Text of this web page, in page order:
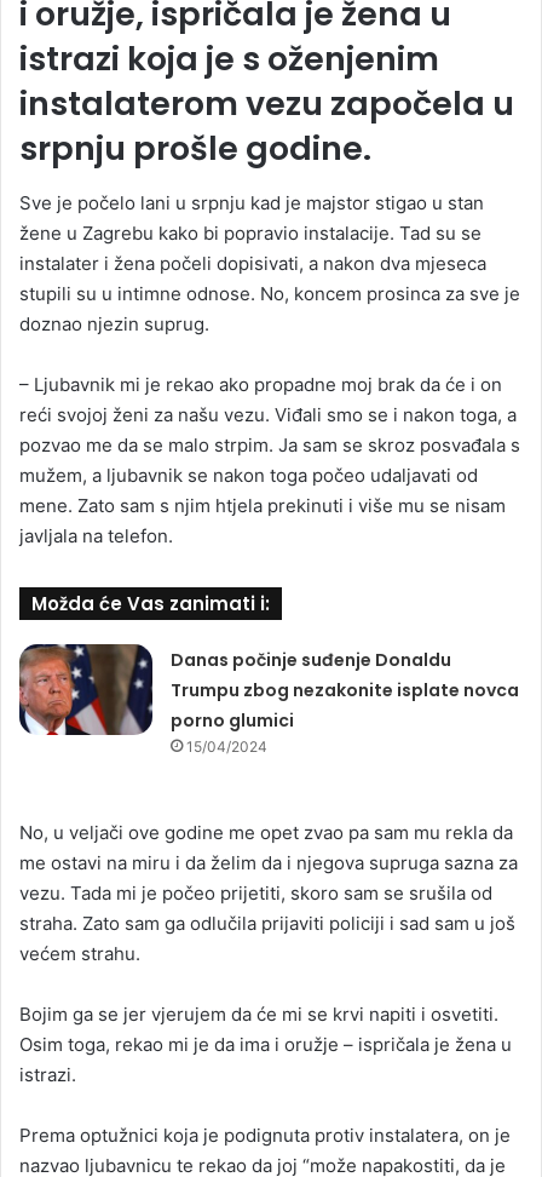
i oružje, ispričala je žena u
istrazi koja je s oženjenim
instalaterom vezu započela u
srpnju prošle godine.
Sve je počelo lani u srpnju kad je majstor stigao u stan
žene u Zagrebu kako bi popravio instalacije. Tad su se
instalater i žena počeli dopisivati, a nakon dva mjeseca
stupili su u intimne odnose. No, koncem prosinca za sve je
doznao njezin suprug.
– Ljubavnik mi je rekao ako propadne moj brak da će i on
reći svojoj ženi za našu vezu. Viđali smo se i nakon toga, a
pozvao me da se malo strpim. Ja sam se skroz posvađala s
mužem, a ljubavnik se nakon toga počeo udaljavati od
mene. Zato sam s njim htjela prekinuti i više mu se nisam
javljala na telefon.
Možda će Vas zanimati i:
Danas počinje suđenje Donaldu
Trumpu zbog nezakonite isplate novca
porno glumici
15/04/2024
No, u veljači ove godine me opet zvao pa sam mu rekla da
me ostavi na miru i da želim da i njegova supruga sazna za
vezu. Tada mi je počeo prijetiti, skoro sam se srušila od
straha. Zato sam ga odlučila prijaviti policiji i sad sam u još
većem strahu.
Bojim ga se jer vjerujem da će mi se krvi napiti i osvetiti.
Osim toga, rekao mi je da ima i oružje – ispričala je žena u
istrazi.
Prema optužnici koja je podignuta protiv instalatera, on je
nazvao ljubavnicu te rekao da joj “može napakostiti, da je